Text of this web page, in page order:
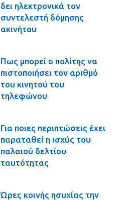
δει ηλεκτρονικά τον
συντελεστή δόμησης
ακινήτου
Πως μπορεί ο πολίτης να
πιστοποιήσει τον αριθμό
του κινητού του
τηλεφώνου
Για ποιες περιπτώσεις έχει
παραταθεί η ισχύς του
παλαιού δελτίου
ταυτότητας
Ώρες κοινής ησυχίας την